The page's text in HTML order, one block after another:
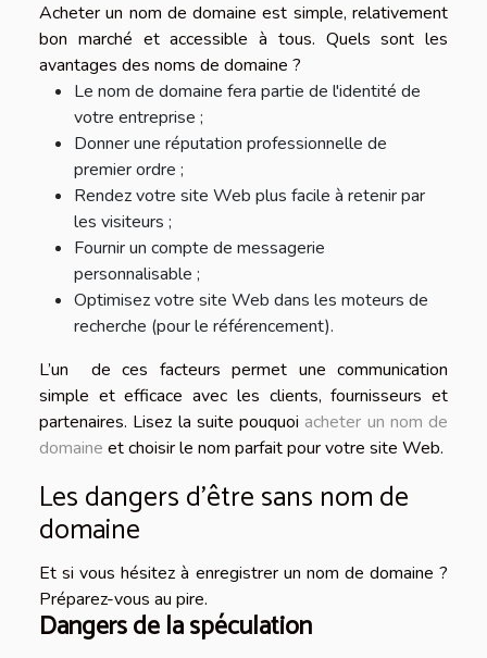
Acheter un nom de domaine est simple, relativement
bon marché et accessible à tous. Quels sont les
avantages des noms de domaine ?
Le nom de domaine fera partie de l'identité de
votre entreprise ;
Donner une réputation professionnelle de
premier ordre ;
Rendez votre site Web plus facile à retenir par
les visiteurs ;
Fournir un compte de messagerie
personnalisable ;
Optimisez votre site Web dans les moteurs de
recherche (pour le référencement).
L’un de ces facteurs permet une communication
simple et efficace avec les clients, fournisseurs et
partenaires. Lisez la suite pouquoiacheter un nom de
domaine et choisir le nom parfait pour votre site Web.
Les dangers d’être sans nom de
domaine
Et si vous hésitez à enregistrer un nom de domaine ?
Préparez-vous au pire.
Dangers de la spéculation